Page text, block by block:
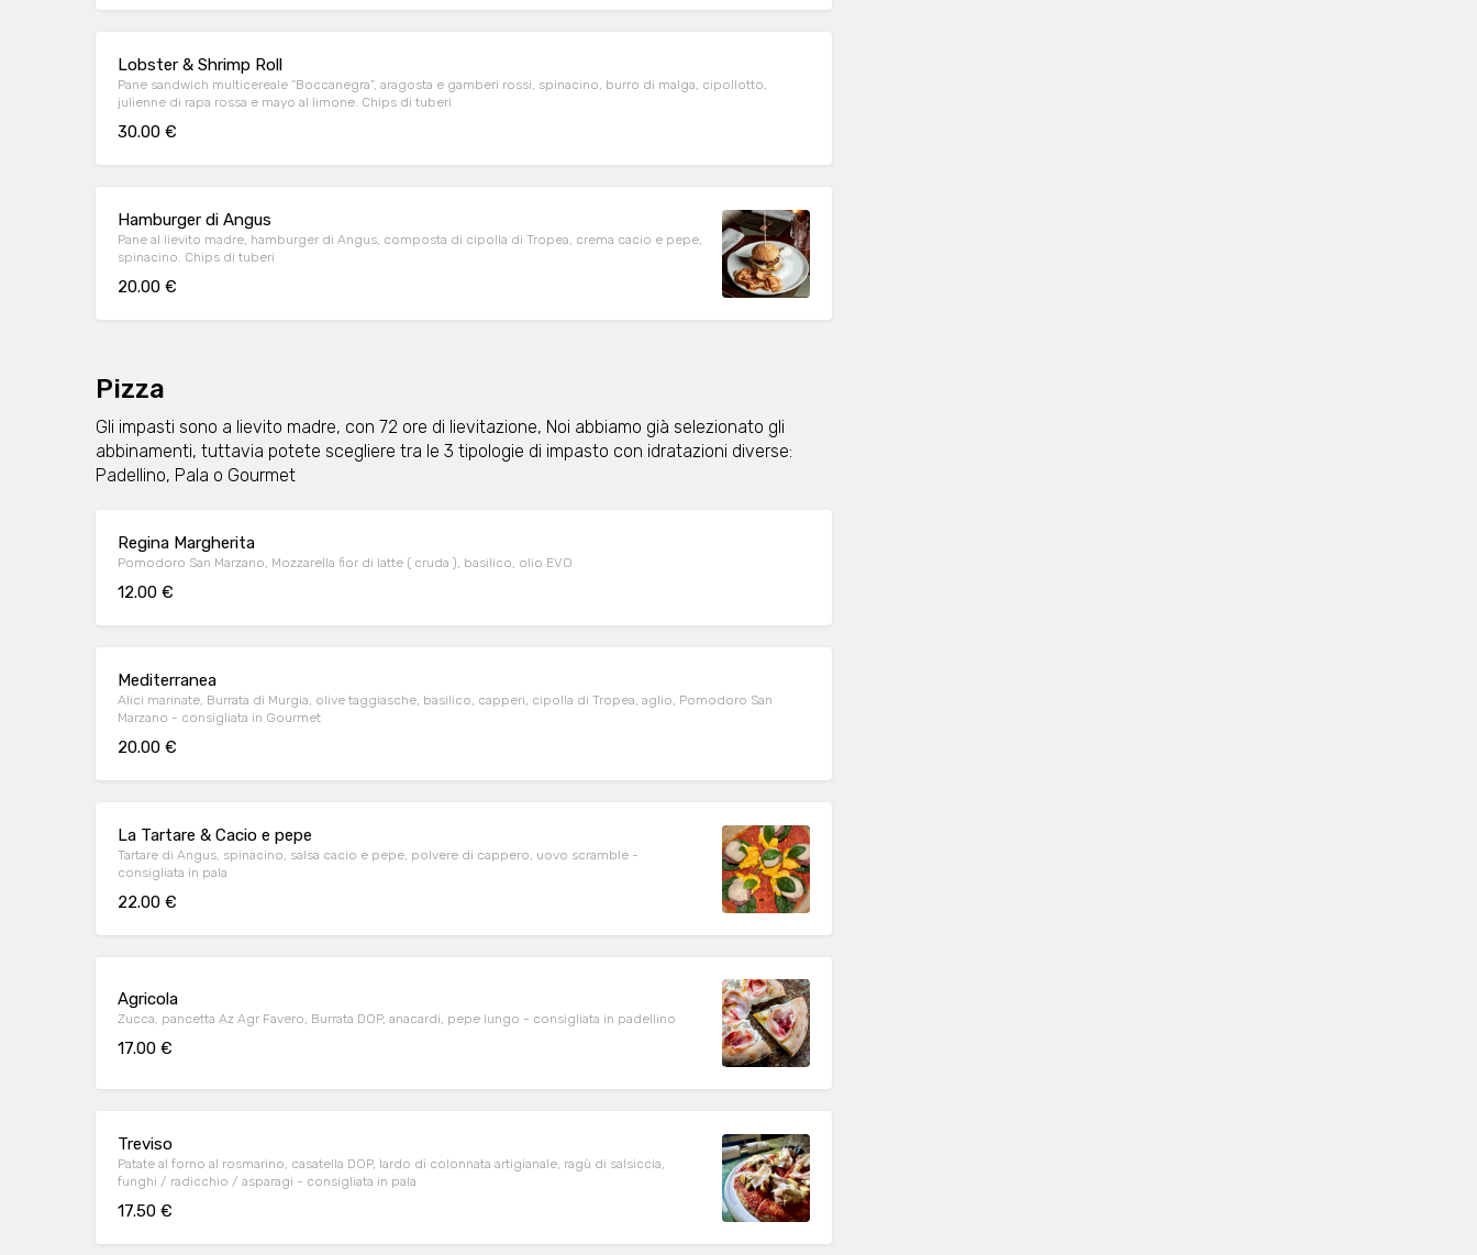
Lobster & Shrimp Roll
Pane sandwich multicereale “Boccanegra”, aragosta e gamberi rossi, spinacino, burro di malga, cipollotto,
julienne di rapa rossa e mayo al limone. Chips di tuberi
30.00 €
Hamburger di Angus
Pane al lievito madre, hamburger di Angus, composta di cipolla di Tropea, crema cacio e pepe,
spinacino. Chips di tuberi
20.00 €
Pizza
Gli impasti sono a lievito madre, con 72 ore di lievitazione, Noi abbiamo già selezionato gli
abbinamenti, tuttavia potete scegliere tra le 3 tipologie di impasto con idratazioni diverse:
Padellino, Pala o Gourmet
Regina Margherita
Pomodoro San Marzano, Mozzarella fior di latte ( cruda ), basilico, olio EVO
12.00 €
Mediterranea
Alici marinate, Burrata di Murgia, olive taggiasche, basilico, capperi, cipolla di Tropea, aglio, Pomodoro San
Marzano - consigliata in Gourmet
20.00 €
La Tartare & Cacio e pepe
Tartare di Angus, spinacino, salsa cacio e pepe, polvere di cappero, uovo scramble -
consigliata in pala
22.00 €
Agricola
Zucca, pancetta Az Agr Favero, Burrata DOP, anacardi, pepe lungo - consigliata in padellino
17.00 €
Treviso
Patate al forno al rosmarino, casatella DOP, lardo di colonnata artigianale, ragù di salsiccia,
funghi / radicchio / asparagi - consigliata in pala
17.50 €